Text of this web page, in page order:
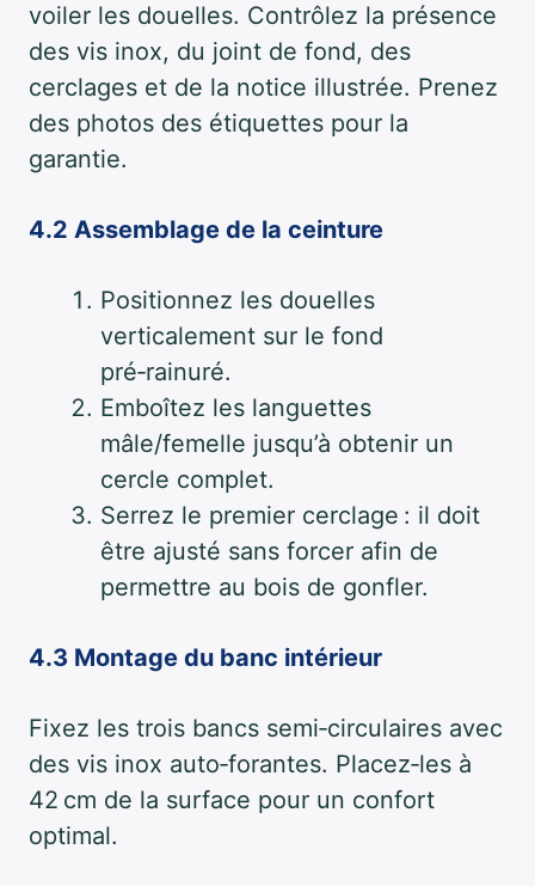
voiler les douelles. Contrôlez la présence
des vis inox, du joint de fond, des
cerclages et de la notice illustrée. Prenez
des photos des étiquettes pour la
garantie.
4.2 Assemblage de la ceinture
Positionnez les douelles
verticalement sur le fond
pré‑rainuré.
Emboîtez les languettes
mâle/femelle jusqu’à obtenir un
cercle complet.
Serrez le premier cerclage : il doit
être ajusté sans forcer afin de
permettre au bois de gonfler.
4.3 Montage du banc intérieur
Fixez les trois bancs semi‑circulaires avec
des vis inox auto‑forantes. Placez‑les à
42 cm de la surface pour un confort
optimal.